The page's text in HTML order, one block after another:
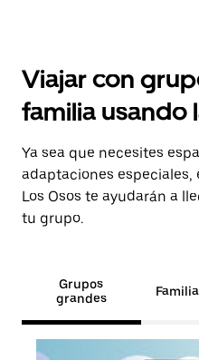
Viajar con
familia usando
Ya sea que necesites
adaptaciones especiales,
Los Osos te ayudarán a
tu grupo.
Grupos
grandes